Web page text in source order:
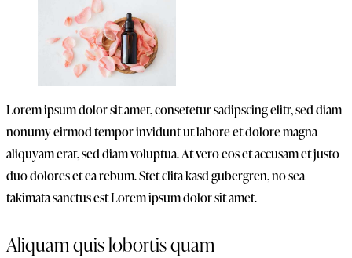
Lorem ipsum dolor sit amet, consetetur sadipscing elitr, sed diam
nonumy eirmod tempor invidunt ut labore et dolore magna
aliquyam erat, sed diam voluptua. At vero eos et accusam et justo
duo dolores et ea rebum. Stet clita kasd gubergren, no sea
takimata sanctus est Lorem ipsum dolor sit amet.
Aliquam quis lobortis quam